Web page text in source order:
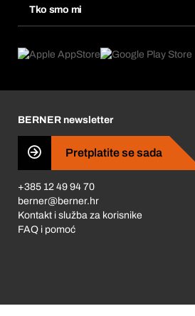
Pretplate
Tražitelji proizvoda
Tko smo mi
Što nas pokreće
Business Conduct
BERNER newsletter
Pretplatite se sada
+385 12 49 94 70
berner@berner.hr
Kontakt i služba za korisnike
FAQ i pomoć